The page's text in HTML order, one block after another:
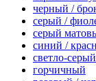
черный /
серый /
серый
синий /
светло-серый
горчичный